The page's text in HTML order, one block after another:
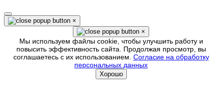
×
×
Мы используем файлы cookie, чтобы улучшить работу и
повысить эффективность сайта. Продолжая просмотр, вы
соглашаетесь с их использованием. Согласие на обработку
персональных данных
Хорошо